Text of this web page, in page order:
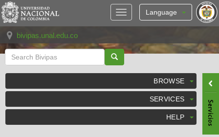
Skip
navigation
Language
bivipas.unal.edu.co
BROWSE
SERVICES
HELP